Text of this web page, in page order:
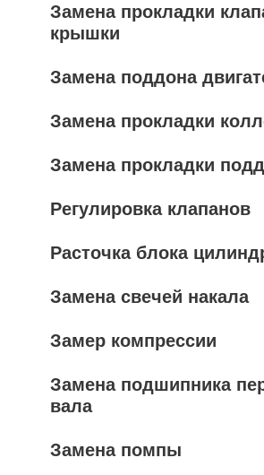
Замена прокладки
крышки
Замена поддона
Замена прокладки
Замена прокладки
Регулировка клапанов
Расточка блока
Замена свечей накала
Замер компрессии
Замена подшипника
вала
Замена помпы